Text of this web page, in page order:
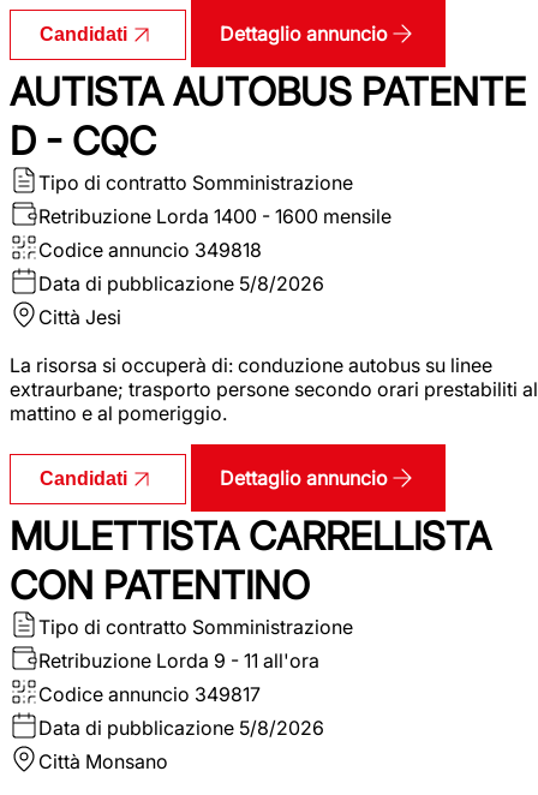
Candidati Dettaglio annuncio
AUTISTA AUTOBUS PATENTE
D - CQC
Tipo di contratto Somministrazione
Retribuzione Lorda 1400 - 1600 mensile
Codice annuncio 349818
Data di pubblicazione 5/8/2026
Città Jesi
La risorsa si occuperà di: conduzione autobus su linee
extraurbane; trasporto persone secondo orari prestabiliti al
mattino e al pomeriggio.
Candidati Dettaglio annuncio
MULETTISTA CARRELLISTA
CON PATENTINO
Tipo di contratto Somministrazione
Retribuzione Lorda 9 - 11 all'ora
Codice annuncio 349817
Data di pubblicazione 5/8/2026
Città Monsano